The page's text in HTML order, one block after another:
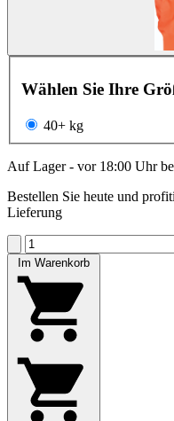
Wählen Sie Ihre
40+ kg
Auf Lager - vor 18:00 Uhr
Bestellen Sie heute und
Lieferung
Im Warenkorb